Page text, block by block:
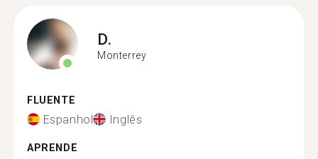
D.
Monterrey
FLUENTE
Espanhol Inglês
APRENDE